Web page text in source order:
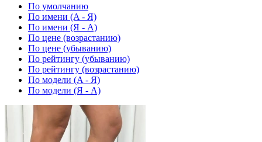
По умолчанию
По имени (A - Я)
По имени (Я - A)
По цене (возрастанию)
По цене (убыванию)
По рейтингу (убыванию)
По рейтингу (возрастанию)
По модели (A - Я)
По модели (Я - A)